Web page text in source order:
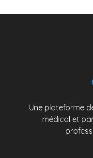
Une plateforme
médical et